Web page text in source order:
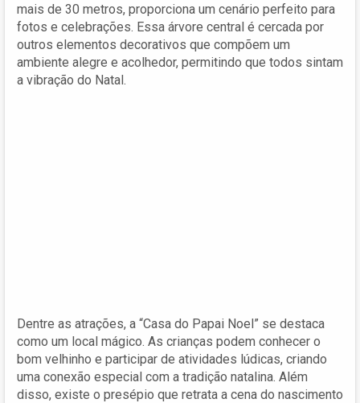
mais de 30 metros, proporciona um cenário perfeito para
fotos e celebrações. Essa árvore central é cercada por
outros elementos decorativos que compõem um
ambiente alegre e acolhedor, permitindo que todos sintam
a vibração do Natal.
Dentre as atrações, a “Casa do Papai Noel” se destaca
como um local mágico. As crianças podem conhecer o
bom velhinho e participar de atividades lúdicas, criando
uma conexão especial com a tradição natalina. Além
disso, existe o presépio que retrata a cena do nascimento